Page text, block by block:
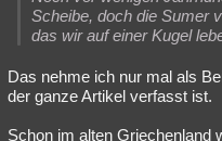
Scheibe, doch die Sumer
das wir auf einer Kugel
Das nehme ich nur mal als
der ganze Artikel verfasst ist.
Schon im alten Griechenland